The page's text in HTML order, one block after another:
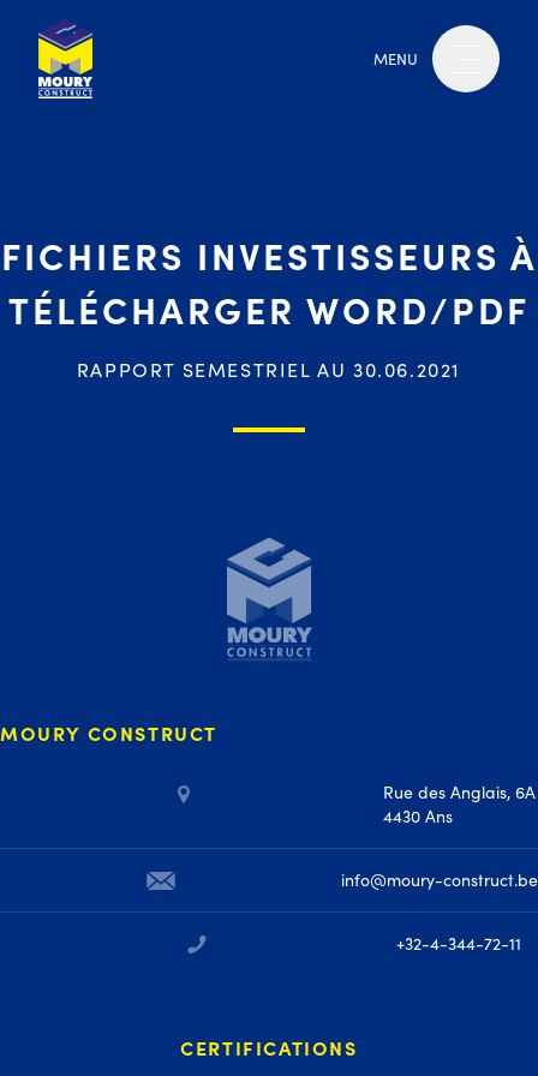
MENU
FICHIERS INVESTISSEURS À
TÉLÉCHARGER WORD/PDF
RAPPORT SEMESTRIEL AU 30.06.2021
MOURY CONSTRUCT
Rue des Anglais, 6A
4430 Ans
info@moury-construct.be
+32-4-344-72-11
CERTIFICATIONS